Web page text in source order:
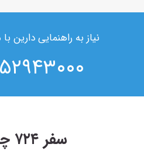
نیاز به راهنمایی دارین
۵۲۹۴۳۰۰۰ ۰۲۱
سفر ۷۲۴ چیست؟